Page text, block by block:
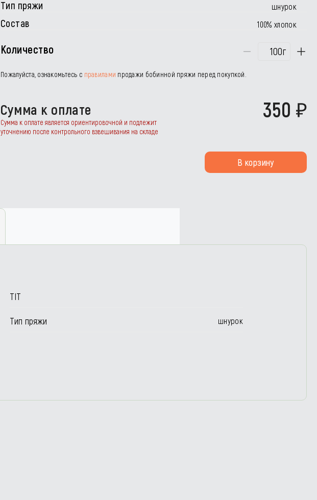
Тип пряжи шнурок
Состав 100% хлопок
Количество г
Пожалуйста, ознакомьтесь с правилами продажи бобинной пряжи перед покупкой.
Сумма к оплате 350
Сумма к оплате является ориентировочной и подлежит
уточнению после контрольного взвешивания на складе
В корзину
TIT
Тип пряжи шнурок